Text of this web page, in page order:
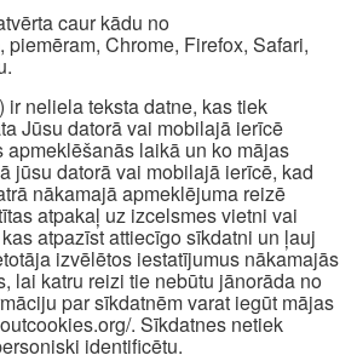
caur kādu no
piemēram, Chrome, Firefox, Safari,
ir neliela teksta datne, kas tiek
Jūsu datorā vai mobilajā ierīcē
apmeklēšanās laikā un ko mājas
jūsu datorā vai mobilajā ierīcē, kad
nākamajā apmeklējuma reizē
atpakaļ uz izcelsmes vietni vai
atpazīst attiecīgo sīkdatni un ļauj
izvēlētos iestatījumus nākamajās
lai katru reizi tie nebūtu jānorāda no
par sīkdatnēm varat iegūt mājas
. Sīkdatnes netiek
identificētu.